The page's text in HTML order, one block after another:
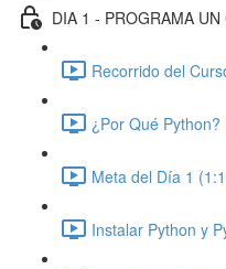
DIA 1 - PROGRAMA
Recorrido del
¿Por Qué Python?
Meta del Día 1
Instalar Python y